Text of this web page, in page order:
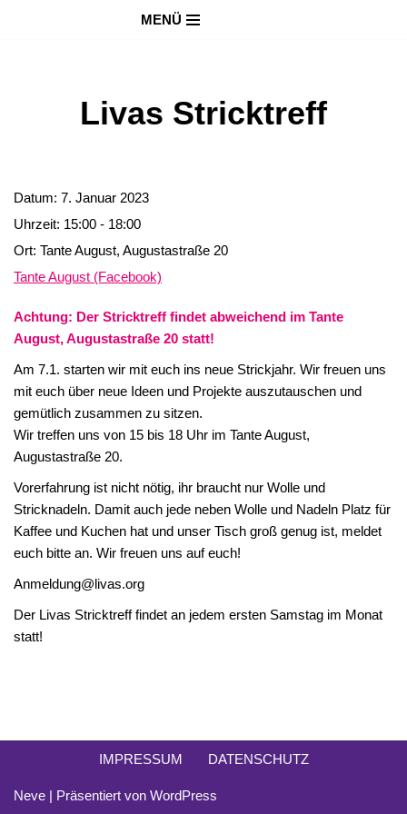
MENÜ
Livas Stricktreff
Datum: 7. Januar 2023
Uhrzeit: 15:00 - 18:00
Ort: Tante August, Augustastraße 20
Tante August (Facebook)
Achtung: Der Stricktreff findet abweichend im Tante
August, Augustastraße 20 statt!
Am 7.1. starten wir mit euch ins neue Strickjahr. Wir freuen uns
mit euch über neue Ideen und Projekte auszutauschen und
gemütlich zusammen zu sitzen.
Wir treffen uns von 15 bis 18 Uhr im Tante August,
Augustastraße 20.
Vorerfahrung ist nicht nötig, ihr braucht nur Wolle und
Stricknadeln. Damit auch jede neben Wolle und Nadeln Platz für
Kaffee und Kuchen hat und unser Tisch groß genug ist, meldet
euch bitte an. Wir freuen uns auf euch!
Anmeldung@livas.org
Der Livas Stricktreff findet an jedem ersten Samstag im Monat
statt!
IMPRESSUM DATENSCHUTZ
Neve | Präsentiert von WordPress